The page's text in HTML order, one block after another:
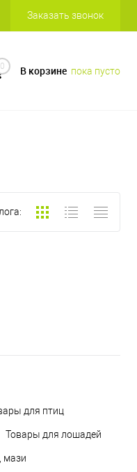
Заказать звонок
0 В корзине пока пусто
для птиц
Товары для лошадей
мази